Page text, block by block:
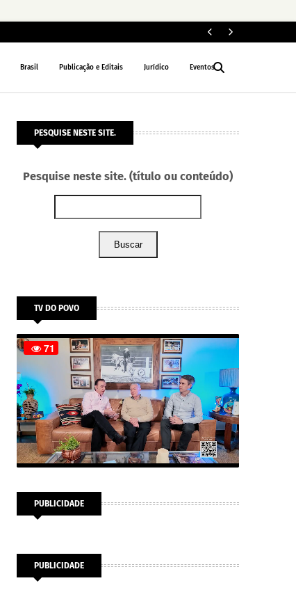
Brasil Publicação e Editais Jurídico Eventos
PESQUISE NESTE SITE.
Pesquise neste site. (título ou conteúdo)
Buscar
TV DO POVO
PUBLICIDADE
PUBLICIDADE